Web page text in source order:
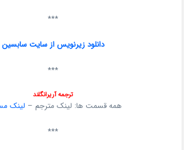
***
دانلود زیرنویس از سایت سابسین
***
ترجمه آریرانگلند
همه قسمت ها: لینک مترجم – لینک
***